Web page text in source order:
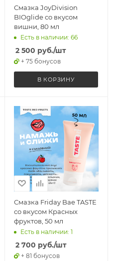
Смазка JoyDivision
BIOglide со вкусом
вишни, 80 мл
Есть в наличии: 66
2 500 руб./шт
+ 75 бонусов
В КОРЗИНУ
Смазка Friday Bae TASTE
со вкусом Красных
фруктов, 50 мл
Есть в наличии: 1
2 700 руб./шт
+ 81 бонусов